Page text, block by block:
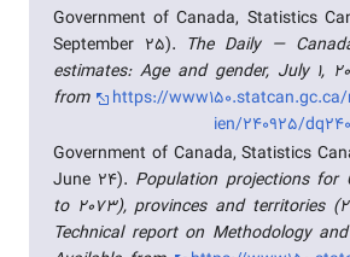
Government of Canada, Statistics
September 25). The Daily —
estimates: Age and gender, July 1,
from
https://
ien/240925/
Government of Canada, Statistics
June 24). Population projections for
to 2073), provinces and territories
Technical report on Methodology